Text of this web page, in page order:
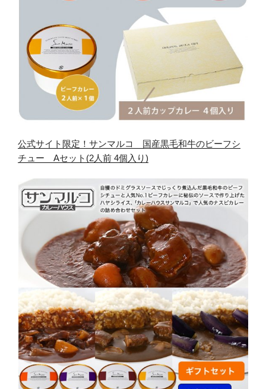
公式サイト限定！サンマルコ 国産黒毛和牛のビーフシ
チュー Aセット(2人前 4個入り)